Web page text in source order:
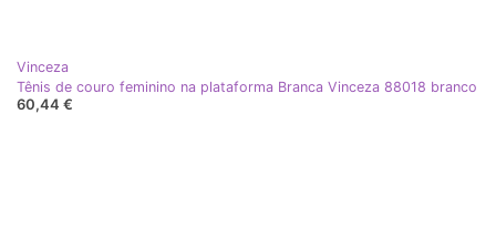
Vinceza
Tênis de couro feminino na plataforma Branca Vinceza 88018 branco
60,44 €